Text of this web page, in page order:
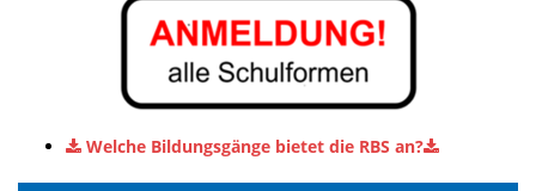
Welche Bildungsgänge bietet die RBS an?